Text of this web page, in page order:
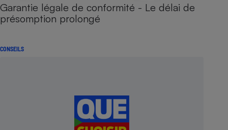
Garantie légale de conformité - Le délai de
présomption prolongé
CONSEILS